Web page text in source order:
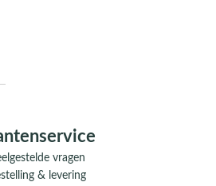
vragen
& levering